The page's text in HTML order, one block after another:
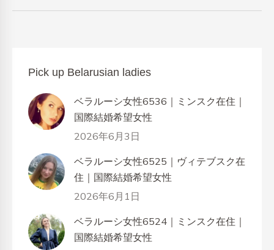
Pick up Belarusian ladies
ベラルーシ女性6536｜ミンスク在住｜
国際結婚希望女性
2026年6月3日
ベラルーシ女性6525｜ヴィテブスク在
住｜国際結婚希望女性
2026年6月1日
ベラルーシ女性6524｜ミンスク在住｜
国際結婚希望女性